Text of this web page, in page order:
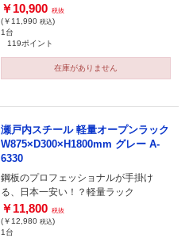
￥10,900 税抜
(￥11,990 税込)
1台
119ポイント
在庫がありません
瀬戸内スチール 軽量オープンラック
W875×D300×H1800mm グレー A-
6330
鋼板のプロフェッショナルが手掛け
る、日本一安い！？軽量ラック
￥11,800 税抜
(￥12,980 税込)
1台